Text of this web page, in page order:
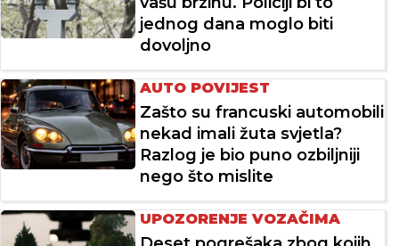
jednog dana moglo biti
dovoljno
AUTO POVIJEST
Zašto su francuski automobili
nekad imali žuta svjetla?
Razlog je bio puno ozbiljniji
nego što mislite
UPOZORENJE VOZAČIMA